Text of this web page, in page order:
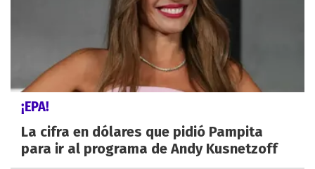
¡EPA!
La cifra en dólares que pidió Pampita
para ir al programa de Andy Kusnetzoff